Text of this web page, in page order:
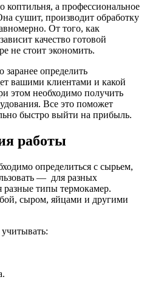
коптильня, а профессиональное
сушит, производит обработку
От того, как
качество готовой
не стоит экономить.
определить
вашими клиентами и какой
этом необходимо получить
Все это поможет
быстро выйти на прибыль.
работы
определиться с сырьем,
— для разных
разные типы термокамер.
сыром, яйцами и другими